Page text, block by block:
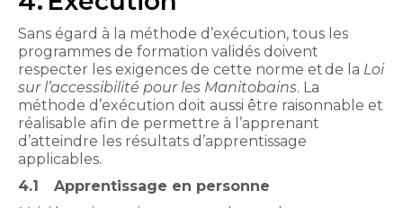
Sans égard à la méthode d’exécution, tous les
programmes de formation validés doivent
respecter les exigences de cette norme et de la Loi
sur l’accessibilité pour les Manitobains. La
méthode d’exécution doit aussi être raisonnable et
réalisable afin de permettre à l’apprenant
d’atteindre les résultats d’apprentissage
applicables.
4.1
Apprentissage en personne